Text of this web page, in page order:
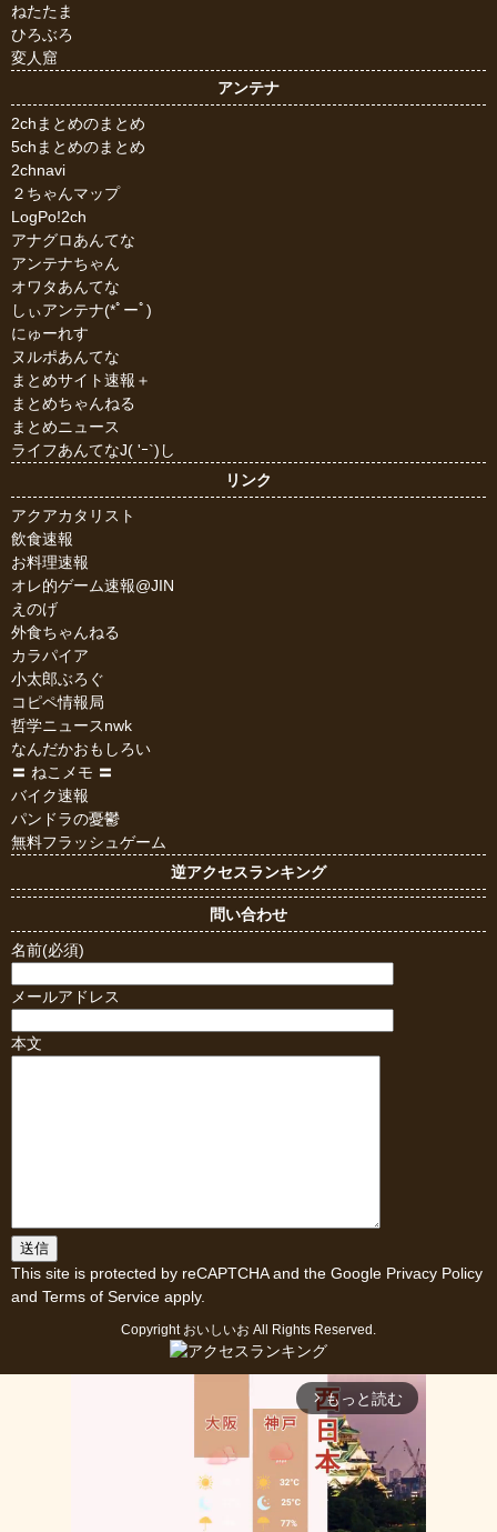
ねたたま
ひろぶろ
変人窟
アンテナ
2chまとめのまとめ
5chまとめのまとめ
2chnavi
２ちゃんマップ
LogPo!2ch
アナグロあんてな
アンテナちゃん
オワタあんてな
しぃアンテナ(*ﾟーﾟ)
にゅーれす
ヌルポあんてな
まとめサイト速報＋
まとめちゃんねる
まとめニュース
ライフあんてなJ( 'ｰ`)し
リンク
アクアカタリスト
飲食速報
お料理速報
オレ的ゲーム速報@JIN
えのげ
外食ちゃんねる
カラパイア
小太郎ぶろぐ
コピペ情報局
哲学ニュースnwk
なんだかおもしろい
〓 ねこメモ 〓
バイク速報
パンドラの憂鬱
無料フラッシュゲーム
逆アクセスランキング
問い合わせ
名前(必須)
メールアドレス
本文
This site is protected by reCAPTCHA and the Google Privacy Policy
and Terms of Service apply.
Copyright おいしいお All Rights Reserved.
arrow_forward_ios もっと読む